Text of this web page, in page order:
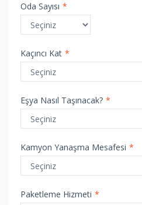
Oda Sayısı *
Kaçıncı Kat *
Eşya Nasıl Taşınacak? *
Kamyon Yanaşma Mesafesi *
Paketleme Hizmeti *